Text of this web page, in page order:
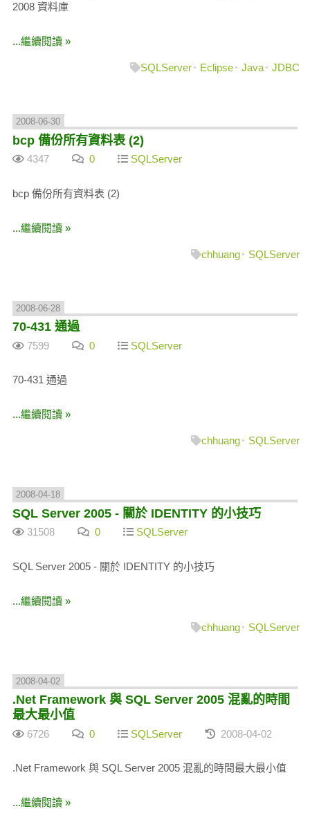
2008 資料庫
...繼續閱讀 »
SQLServer Eclipse Java JDBC
2008-06-30
bcp 備份所有資料表 (2)
4347 0 SQLServer
bcp 備份所有資料表 (2)
...繼續閱讀 »
chhuang SQLServer
2008-06-28
70-431 通過
7599 0 SQLServer
70-431 通過
...繼續閱讀 »
chhuang SQLServer
2008-04-18
SQL Server 2005 - 關於 IDENTITY 的小技巧
31508 0 SQLServer
SQL Server 2005 - 關於 IDENTITY 的小技巧
...繼續閱讀 »
chhuang SQLServer
2008-04-02
.Net Framework 與 SQL Server 2005 混亂的時間
最大最小值
6726 0 SQLServer 2008-04-02
.Net Framework 與 SQL Server 2005 混亂的時間最大最小值
...繼續閱讀 »